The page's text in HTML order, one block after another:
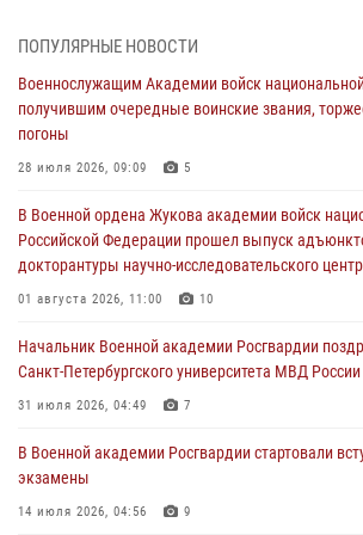
27 июля 2026, 14:49 7
Военная академия информирует!
23 июля 2026, 04:51
Курсант Военной академии войск национальной
22 июля 2026, 09:41
Мастер‑класс по стрельбе: точность, тактика,
20 июля 2026, 11:17
108 лет со дня образования подразделений
ПОПУЛЯРНЫЕ НОВОСТИ
Военнослужащим Академии войск
получившим очередные воинские звания,
погоны
28 июля 2026, 09:09 5
В Военной ордена Жукова академии войск
Российской Федерации прошел выпуск
докторантуры научно-исследовательского
01 августа 2026, 11:00 10
Начальник Военной академии Росгвардии
Санкт-Петербургского университета МВД России
31 июля 2026, 04:49 7
В Военной академии Росгвардии стартовали
экзамены
14 июля 2026, 04:56 9